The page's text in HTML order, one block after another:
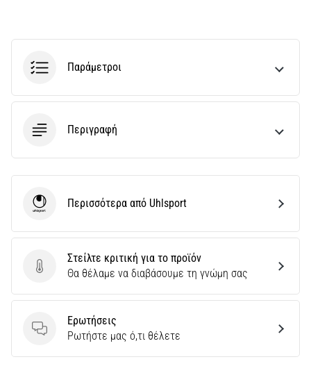
Παράμετροι
Περιγραφή
Στείλτε κριτική για το προϊόν
Στείλτε κριτική για το προϊόν
Θα θέλαμε να διαβάσουμε τη γνώμη σας
Ερωτήσεις
Ερωτήσεις
Ρωτήστε μας ό,τι θέλετε
UhlsportΠερισσότερα από Uhlsport